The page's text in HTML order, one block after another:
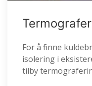
For å finne
isolering i
tilby